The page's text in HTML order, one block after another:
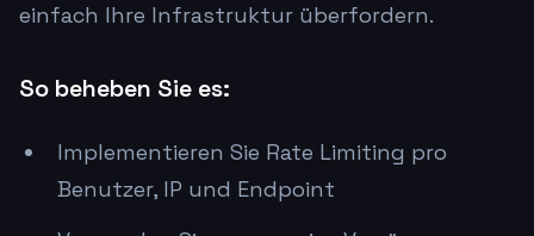
einfach Ihre Infrastruktur überfordern.
So beheben Sie es:
Implementieren Sie Rate Limiting pro
Benutzer, IP und Endpoint